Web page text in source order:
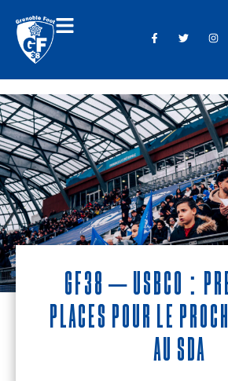
GF38 – USBCO :
places pour le
au SDA